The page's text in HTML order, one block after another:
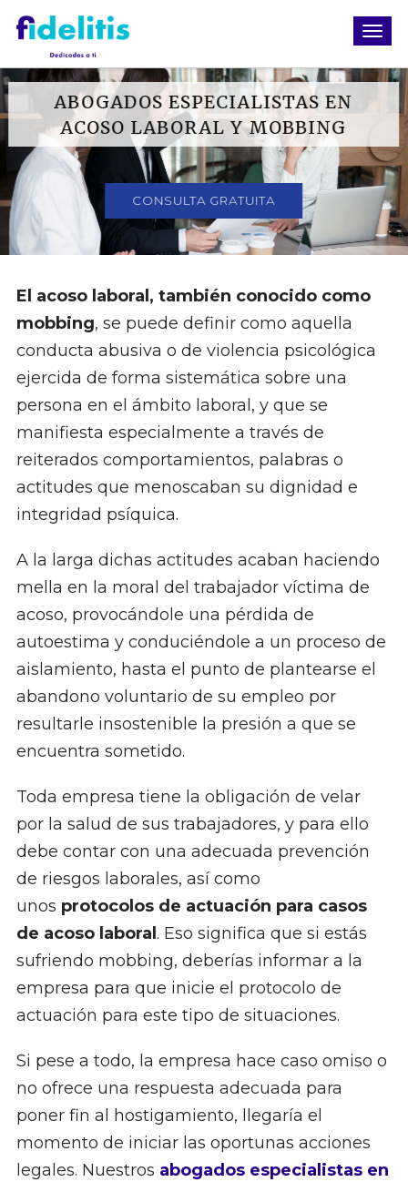
ABOGADOS ESPECIALISTAS EN
ACOSO LABORAL Y MOBBING
CONSULTA GRATUITA
El acoso laboral, también conocido como
mobbing, se puede definir como aquella
conducta abusiva o de violencia psicológica
ejercida de forma sistemática sobre una
persona en el ámbito laboral, y que se
manifiesta especialmente a través de
reiterados comportamientos, palabras o
actitudes que menoscaban su dignidad e
integridad psíquica.
A la larga dichas actitudes acaban haciendo
mella en la moral del trabajador víctima de
acoso, provocándole una pérdida de
autoestima y conduciéndole a un proceso de
aislamiento, hasta el punto de plantearse el
abandono voluntario de su empleo por
resultarle insostenible la presión a que se
encuentra sometido.
Toda empresa tiene la obligación de velar
por la salud de sus trabajadores, y para ello
debe contar con una adecuada prevención
de riesgos laborales, así como
unos protocolos de actuación para casos
de acoso laboral . Eso significa que si estás
sufriendo mobbing, deberías informar a la
empresa para que inicie el protocolo de
actuación para este tipo de situaciones.
Si pese a todo, la empresa hace caso omiso o
no ofrece una respuesta adecuada para
poner fin al hostigamiento, llegaría el
momento de iniciar las oportunas acciones
legales. Nuestros abogados especialistas en